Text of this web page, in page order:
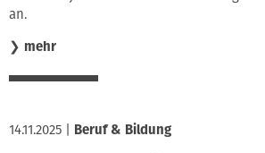
an.
❯ mehr
14.11.2025 Beruf & Bildung